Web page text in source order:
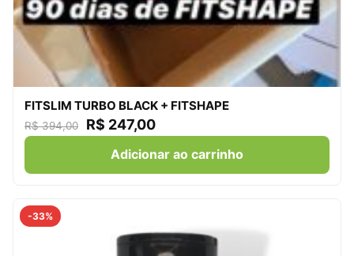
FITSLIM TURBO BLACK + FITSHAPE
R$394,00 R$ 247,00
Adicionar ao carrinho
-33%